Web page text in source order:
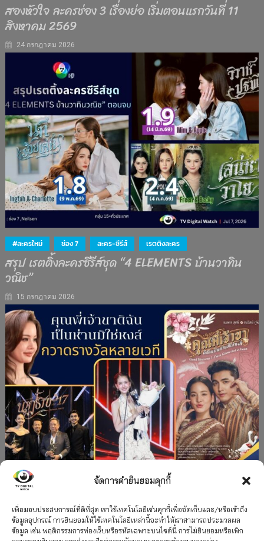
จัดการคำยินยอมคุกกี้
เพื่อมอบประสบการณ์ที่ดีที่สุด เราใช้เทคโนโลยีเช่นคุกกี้เพื่อจัดเก็บและ/หรือเข้าถึง
ข้อมูลอุปกรณ์ การยินยอมให้ใช้เทคโนโลยีเหล่านี้จะทำให้เราสามารถประมวลผล
ข้อมูล เช่น พฤติกรรมการท่องเว็บหรือรหัสเฉพาะบนไซต์นี้ การไม่ยินยอมหรือเพิก
สองหัวใจ ละครช่อง 3 เรื่องย่อ เริ่มตอนแรกวันที่ 11
สิงหาคม 2569
24 กรกฎาคม 2026
#ละครใหม่ ช่อง 7 ละคร-ซีรีส์ เรตติงละคร
สรุป เรตติ้งละครซีรีส์ชุด “4 ELEMENTS บ้านวาทิน
วณิช”
15 กรกฎาคม 2026
”คุณพี่เจ้าขาดิฉันเป็นห่านมิใช่หงส์” กวาดรางวัล
เพียบ จาก 8 เวที